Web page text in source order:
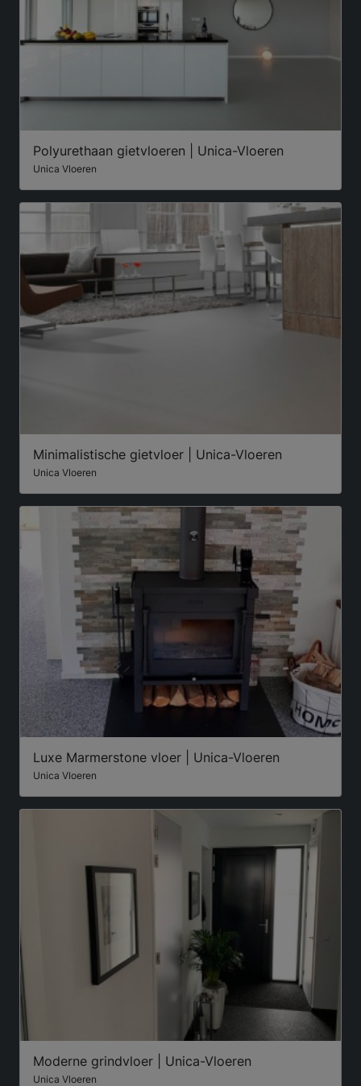
Polyurethaan gietvloeren | Unica-Vloeren
Unica Vloeren
Minimalistische gietvloer | Unica-Vloeren
Unica Vloeren
Luxe Marmerstone vloer | Unica-Vloeren
Unica Vloeren
Moderne grindvloer | Unica-Vloeren
Unica Vloeren